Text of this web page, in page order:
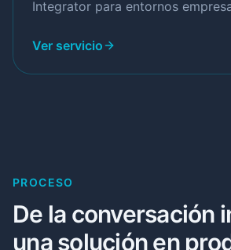
Integrator para entornos
Ver servicio
PROCESO
De la conversación
una solución en